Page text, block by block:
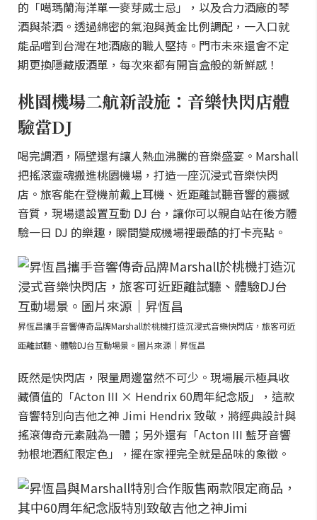
的「噶瑪蘭海洋單一麥芽威士忌」，以及合力酒廠的琴
酒與茶酒。透過綿密的氣泡與黃金比例調配，一入口就
能品嚐到台灣在地酒廠的職人堅持。門市未來還會不定
期更換隱藏版酒單，每次來都有開盲盒般的新鮮感！
桃園機場二航新設施：音樂快閃店體
驗當DJ
喝完調酒，隔壁還有讓人熱血沸騰的音樂盛宴。Marshall
把搖滾靈魂搬進桃園機場，打造一座沉浸式音樂快閃
店。旅客能在登機前戴上耳機、近距離試聽音響的震撼
音質，現場還設置互動 DJ 台，讓你可以親自站在後方體
驗一日 DJ 的樂趣，瞬間變成機場裡最酷的打卡亮點。
昇恆昌攜手音響傳奇品牌Marshall於桃機打造沉浸式音樂快閃店，旅客可近
距離試聽、體驗DJ台互動場景。圖片來源｜昇恆昌
既然是快閃店，限量周邊當然不可少。現場展示極具收
藏價值的「Acton III × Hendrix 60周年紀念版」，這款
音響特別向吉他之神 Jimi Hendrix 致敬，將經典設計與
搖滾傳奇元素融為一體；另外還有「Acton III 藍牙音響
勃根地酒紅限定色」，擺在家裡完全就是品味的象徵。